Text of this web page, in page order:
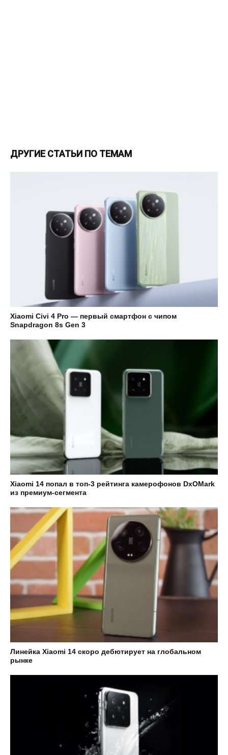
ДРУГИЕ СТАТЬИ ПО ТЕМАМ
Xiaomi Civi 4 Pro — первый смартфон с чипом
Snapdragon 8s Gen 3
Xiaomi 14 попал в топ-3 рейтинга камерофонов DxOMark
из премиум-сегмента
Линейка Xiaomi 14 скоро дебютирует на глобальном
рынке